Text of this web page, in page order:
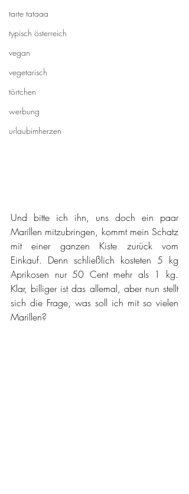
tarte tataaa
typisch österreich
vegan
vegetarisch
törtchen
werbung
urlaubimherzen
Und bitte ich ihn, uns doch ein paar
Marillen mitzubringen, kommt mein Schatz
mit einer ganzen Kiste zurück vom
Einkauf. Denn schließlich kosteten 5 kg
Aprikosen nur 50 Cent mehr als 1 kg.
Klar, billiger ist das allemal, aber nun stellt
sich die Frage, was soll ich mit so vielen
Marillen?